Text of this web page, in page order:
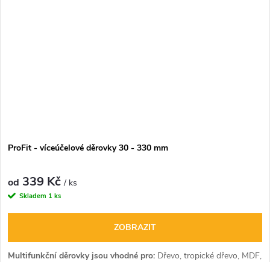
ProFit - víceúčelové děrovky 30 - 330 mm
od 339 Kč/ ks
Skladem 1 ks
ZOBRAZIT
Multifunkční děrovky jsou vhodné pro: Dřevo, tropické dřevo, MDF,